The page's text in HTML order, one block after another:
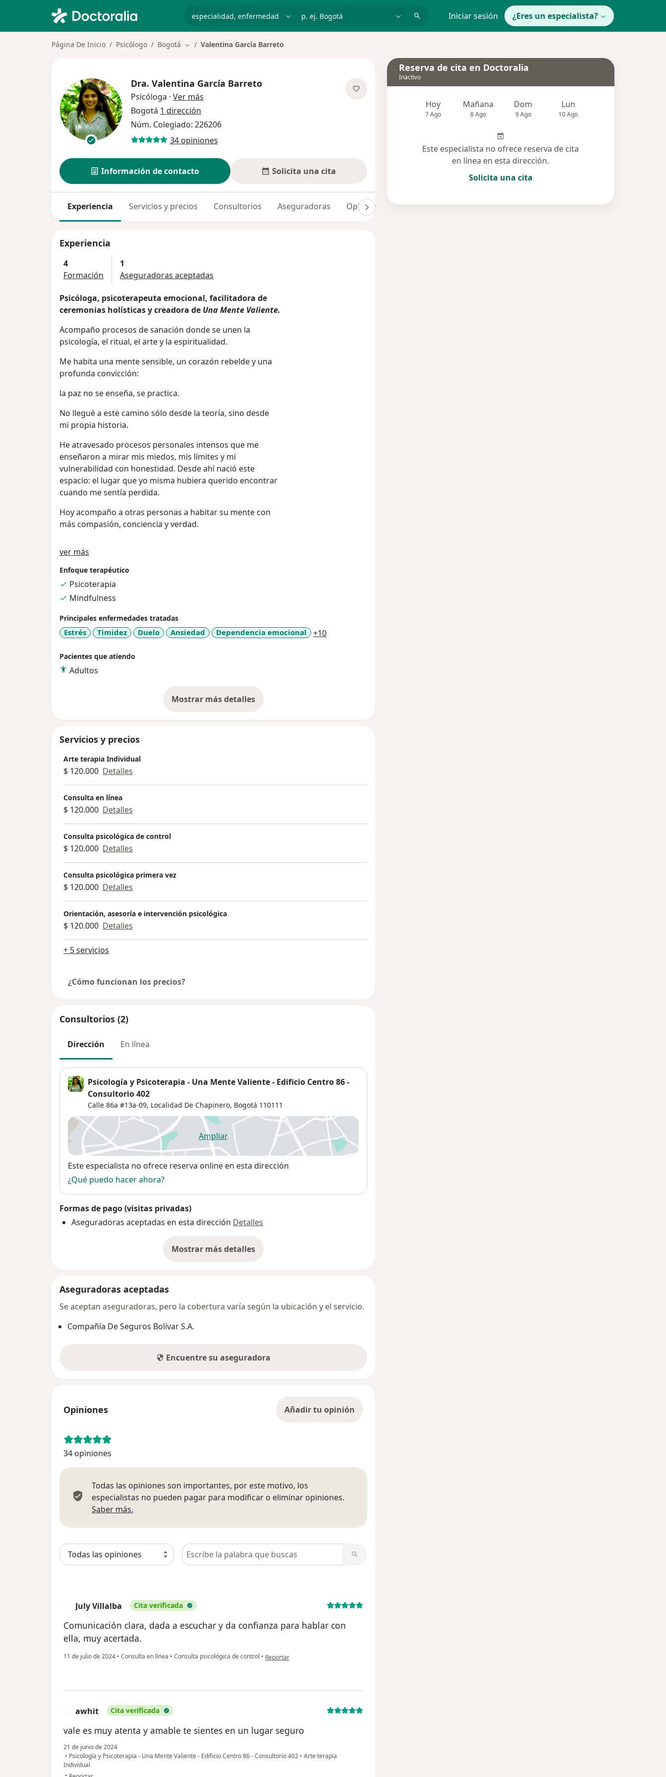
p. ej. Bogotá Iniciar sesión ¿Eres un especialista?
Página De Inicio Psicólogo Bogotá Cambiar de ciudad
Valentina García Barreto
Dra. Valentina García Barreto
Psicóloga · Ver más
Bogotá 1 dirección
Núm. Colegiado: 226206
34 opiniones
Información de contacto Solicita una cita
Experiencia Servicios y precios Consultorios Aseguradoras Opiniones (34)
Experiencia
4
Formación
1
Aseguradoras aceptadas
Psicóloga, psicoterapeuta emocional, facilitadora de
ceremonias holísticas y creadora de Una Mente Valiente.
Acompaño procesos de sanación donde se unen la
psicología, el ritual, el arte y la espiritualidad.
Me habita una mente sensible, un corazón rebelde y una
profunda convicción:
la paz no se enseña, se practica.
No llegué a este camino sólo desde la teoría, sino desde
mi propia historia.
He atravesado procesos personales intensos que me
enseñaron a mirar mis miedos, mis límites y mi
vulnerabilidad con honestidad. Desde ahí nació este
espacio: el lugar que yo misma hubiera querido encontrar
cuando me sentía perdida.
Hoy acompaño a otras personas a habitar su mente con
más compasión, conciencia y verdad.
ver más
Enfoque terapéutico
Psicoterapia
Mindfulness
Principales enfermedades tratadas
Estrés Timidez Duelo Ansiedad Dependencia emocional +10a11y_sr_more_diseases
Pacientes que atiendo
Adultos
Mostrar más detalles
sobre la experiencia
Servicios y precios
Arte terapia Individual
$ 120.000 Detalles
Consulta en línea
$ 120.000 Detalles
Consulta psicológica de control
$ 120.000 Detalles
Consulta psicológica primera vez
$ 120.000 Detalles
Orientación, asesoría e intervención psicológica
$ 120.000 Detalles
+ 5 servicios
¿Cómo funcionan los precios?
Consultorios (2)
Dirección En línea
Psicología y Psicoterapia - Una Mente Valiente - Edificio Centro 86 -
Consultorio 402
Calle 86a #13a-09, Localidad De Chapinero, Bogotá 110111
Ampliarse abre en una nueva pestaña
Disponibilidad
Este especialista no ofrece reserva online en esta dirección
¿Qué puedo hacer ahora?
Formas de pago (visitas privadas)
Aseguradoras aceptadas en esta dirección Detalles
Mostrar más detalles
sobre la dirección
Aseguradoras aceptadas
Se aceptan aseguradoras, pero la cobertura varía según la ubicación y el servicio.
Compañía De Seguros Bolívar S.A.
Encuentre su aseguradora
Opiniones Añadir tu opinión
34 opiniones
Todas las opiniones son importantes, por este motivo, los
especialistas no pueden pagar para modificar o eliminar opiniones.
Saber más.
Busca en opiniones
July Villalba Cita verificada
Comunicación clara, dada a escuchar y da confianza para hablar con
ella, muy acertada.
11 de julio de 2024 • Consulta en línea • Consulta psicológica de control • en opinión del usuario July Villalba
Reportar
awhit Cita verificada
vale es muy atenta y amable te sientes en un lugar seguro
21 de junio de 2024
• Psicología y Psicoterapia - Una Mente Valiente - Edificio Centro 86 - Consultorio 402 • Arte terapia
Individual
• en opinión del usuario awhit
Reserva de cita en Doctoralia
Inactivo
Hoy
7 Ago
Mañana
8 Ago
Dom
9 Ago
Lun
10 Ago
Este especialista no ofrece reserva de cita
en línea en esta dirección.
Solicita una cita